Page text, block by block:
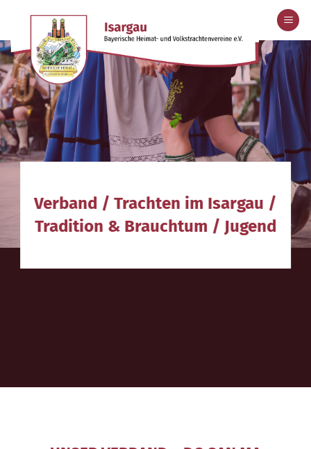
springen
Verband /Trachten im Isargau /
Tradition & Brauchtum / Jugend